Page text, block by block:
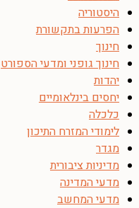
היסטוריה
הפרעות בתקשורת
חינוך
חינוך גופני ומדעי הספורט
יהדות
יחסים בינלאומיים
כלכלה
לימודי המזרח התיכון
מגדר
מדיניות ציבורית
מדעי המדינה
מדעי המחשב